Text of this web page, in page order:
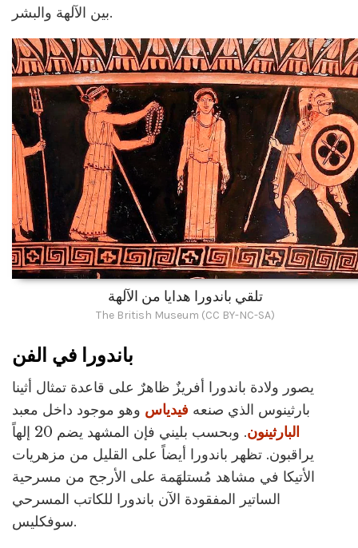
بين الآلهة والبشر.
تلقي باندورا هدايا من الآلهة
The British Museum (CC BY-NC-SA)
باندورا في الفن
يصور ولادة باندورا أفريزٌ ظاهرٌ على قاعدة تمثال أثينا
بارثينوس الذي صنعه فيدياس وهو موجود داخل معبد
البارثينون
. وبحسب بليني فإن المشهد يضم 20 إلهاً
يراقبون. تظهر باندورا أيضاً على القليل من مزهريات
الأتيكا في مشاهد مُستلهَمة على الأرجح من مسرحية
الساتير المفقودة الآن باندورا للكاتب المسرحي
سوفكليس.